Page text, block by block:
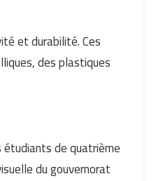
et durabilité. Ces
des plastiques
de quatrième
du gouvernorat